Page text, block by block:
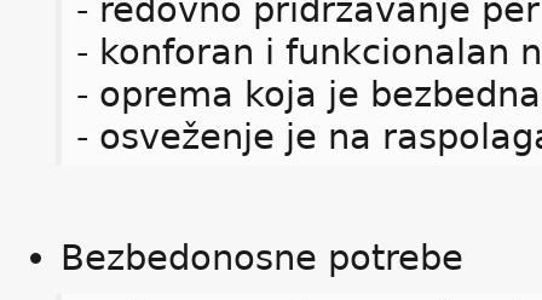
- redovno pridržavanje
- konforan i funkcionalan
- oprema koja je
- osveženje je na
Bezbedonosne potrebe